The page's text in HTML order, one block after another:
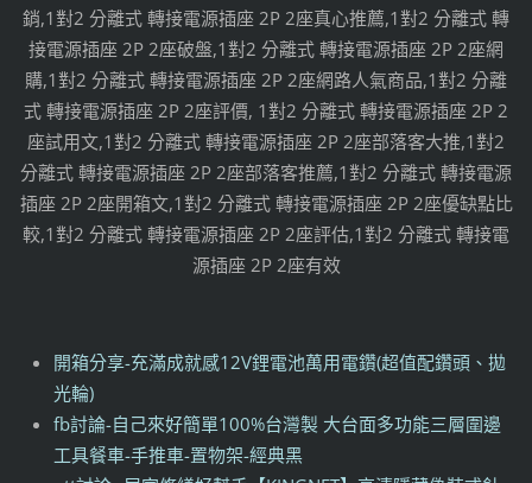
銷,1對2 分離式 轉接電源插座 2P 2座真心推薦,1對2 分離式 轉
接電源插座 2P 2座破盤,1對2 分離式 轉接電源插座 2P 2座網
購,1對2 分離式 轉接電源插座 2P 2座網路人氣商品,1對2 分離
式 轉接電源插座 2P 2座評價, 1對2 分離式 轉接電源插座 2P 2
座試用文,1對2 分離式 轉接電源插座 2P 2座部落客大推,1對2
分離式 轉接電源插座 2P 2座部落客推薦,1對2 分離式 轉接電源
插座 2P 2座開箱文,1對2 分離式 轉接電源插座 2P 2座優缺點比
較,1對2 分離式 轉接電源插座 2P 2座評估,1對2 分離式 轉接電
源插座 2P 2座有效
開箱分享-充滿成就感12V鋰電池萬用電鑽(超值配鑽頭、拋
光輪)
fb討論-自己來好簡單100%台灣製 大台面多功能三層圍邊
工具餐車-手推車-置物架-經典黑